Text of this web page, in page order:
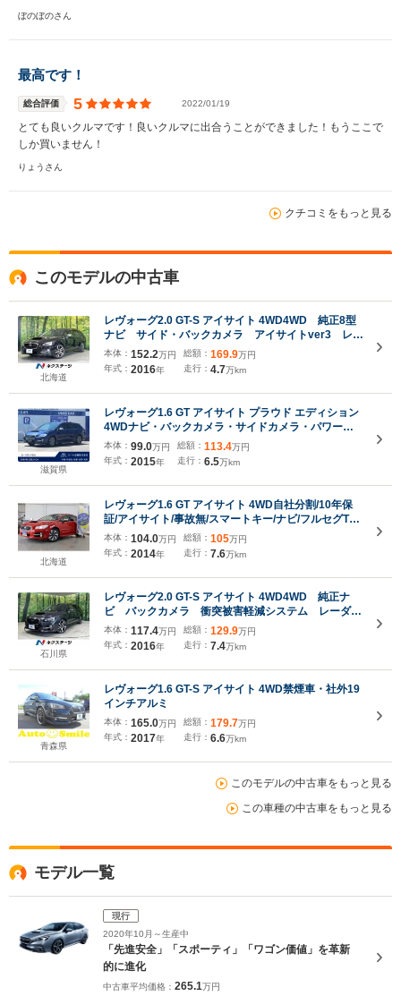
ぼのぼのさん
最高です！
総合評価 5 2022/01/19
とても良いクルマです！良いクルマに出合うことができました！もうここで
しか買いません！
りょうさん
クチコミをもっと見る
このモデルの中古車
北海道
レヴォーグ2.0 GT-S アイサイト 4WD4WD 純正8型
ナビ サイド・バックカメラ アイサイトver3 レー
ダークルーズ グレード専用純正18インチAW 禁煙
車 アルカンターラハーフレザーシート スマートキ
ー LED ETC 車線逸脱警報
本体： 152.2万円
年式： 2016年
総額： 169.9万円
走行： 4.7万km
滋賀県
レヴォーグ1.6 GT アイサイト プラウド エディション
4WDナビ・バックカメラ・サイドカメラ・パワーシ
ート・ドライブレコーダー・ETC・クルーズコントロ
ール
本体： 99.0万円
年式： 2015年
総額： 113.4万円
走行： 6.5万km
北海道
レヴォーグ1.6 GT アイサイト 4WD自社分割/10年保
証/アイサイト/事故無/スマートキー/ナビ/フルセグTV/
バックカメラ/ドラレコ/クリアランスソナー
本体： 104.0万円
年式： 2014年
総額： 105万円
走行： 7.6万km
石川県
レヴォーグ2.0 GT-S アイサイト 4WD4WD 純正ナ
ビ バックカメラ 衝突被害軽減システム レーダー
クルーズ 禁煙車 ハーフレザーシート ドラレコ
スマートキー LEDヘッド ビルトインETC 純正18
インチアルミ パワーシート
本体： 117.4万円
年式： 2016年
総額： 129.9万円
走行： 7.4万km
青森県
レヴォーグ1.6 GT-S アイサイト 4WD禁煙車・社外19
インチアルミ
本体： 165.0万円
年式： 2017年
総額： 179.7万円
走行： 6.6万km
このモデルの中古車をもっと見る
この車種の中古車をもっと見る
モデル一覧
現行
2020年10月～生産中
「先進安全」「スポーティ」「ワゴン価値」を革新
的に進化
中古車平均価格： 265.1万円